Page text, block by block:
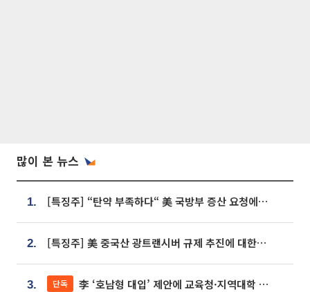
많이 본 뉴스
1. [특징주] “탄약 부족하다“ 美 국방부 증산 요청에⋯국내 방산주 급등세
2. [특징주] 美 중국산 광트랜시버 규제 추진에 대한광통신 등 광통신株 강세
3. 단독 李 ‘호남형 대입’ 제안에 교육청·지역대학 서·논술형 입시 연계 '착수'